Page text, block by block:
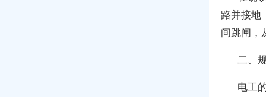
路并接地
间跳闸，
二、
电工